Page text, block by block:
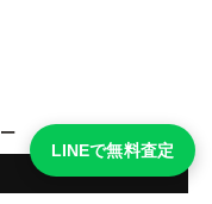
LINEで無料査定